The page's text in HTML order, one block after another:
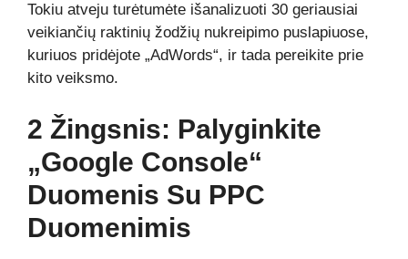
Tokiu atveju turėtumėte išanalizuoti 30 geriausiai
veikiančių raktinių žodžių nukreipimo puslapiuose,
kuriuos pridėjote „AdWords“, ir tada pereikite prie
kito veiksmo.
2 Žingsnis: Palyginkite
„Google Console“
Duomenis Su PPC
Duomenimis